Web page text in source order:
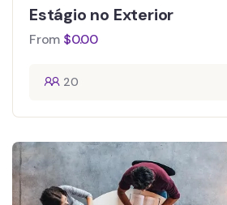
Estágio no Exterior
From $0.00
20